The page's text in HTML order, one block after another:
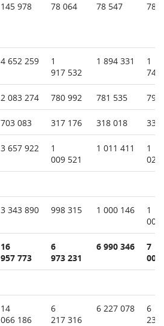
145 978 78 064 78 547 78
4 652 259
1
917 532
1 894 331
1
745
2 083 274 780 992 781 535 797
703 083 317 176 318 018 332
3 657 922
1
009 521
1 011 411
1
020
3 343 890 998 315 1 000 146
1
009
16
957 773
6
973 231
6 990 346
7
009
14
066 186
6
217 316
6 227 078
6
235